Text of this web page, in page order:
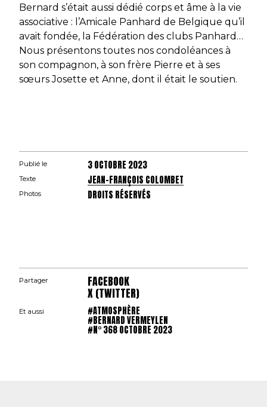
Bernard s’était aussi dédié corps et âme à la vie
associative : l’Amicale Panhard de Belgique qu’il
avait fondée, la Fédération des clubs Panhard…
Nous présentons toutes nos condoléances à
son compagnon, à son frère Pierre et à ses
sœurs Josette et Anne, dont il était le soutien.
Publié le 3 OCTOBRE 2023
Texte JEAN-FRANÇOIS COLOMBET
Photos DROITS RÉSERVÉS
Partager FACEBOOK
X (TWITTER)
Et aussi #ATMOSPHÈRE
#BERNARD VERMEYLEN
#N° 368 OCTOBRE 2023